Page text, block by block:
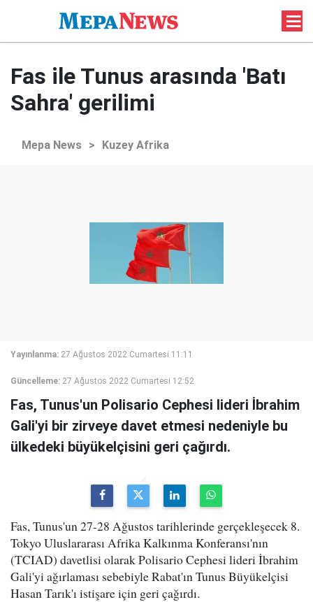
Fas ile Tunus arasında 'Batı
Sahra' gerilimi
Mepa News > Kuzey Afrika
Yayınlanma: 27 Ağustos 2022 Cumartesi 11:11
Güncelleme: 27 Ağustos 2022 Cumartesi 12:52
Fas, Tunus'un Polisario Cephesi lideri İbrahim
Gali'yi bir zirveye davet etmesi nedeniyle bu
ülkedeki büyükelçisini geri çağırdı.
Fas, Tunus'un 27-28 Ağustos tarihlerinde gerçekleşecek 8.
Tokyo Uluslararası Afrika Kalkınma Konferansı'nın
(TCIAD) davetlisi olarak Polisario Cephesi lideri İbrahim
Gali'yi ağırlaması sebebiyle Rabat'ın Tunus Büyükelçisi
Hasan Tarık'ı istişare için geri çağırdı.